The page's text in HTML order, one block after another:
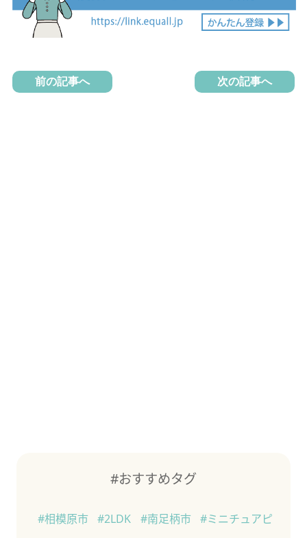
前の記事へ 次の記事へ
#おすすめタグ
#相模原市 #2LDK #南足柄市 #ミニチュアピ